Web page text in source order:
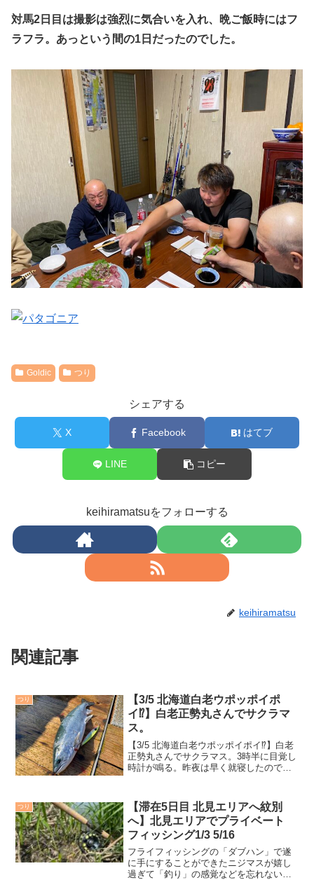
対馬2日目は撮影は強烈に気合いを入れ、晩ご飯時にはフ
ラフラ。あっという間の1日だったのでした。
Goldic つり
シェアする
X Facebook はてブ
LINE コピー
keihiramatsuをフォローする
keihiramatsu
関連記事
つり
【3/5 北海道白老ウポッポイポ
イ⁉️】白老正勢丸さんでサクラマ
ス。
【3/5 北海道白老ウポッポイポイ⁉️】白老
正勢丸さんでサクラマス。3時半に目覚し
時計が鳴る。昨夜は早く就寝したので目
った。持参した水筒に熱湯でお茶を作
り、4時15分、...
つり
【滞在5日目 北見エリアへ紋別
へ】北見エリアでプライベート
フィッシング1/3 5/16
フライフィッシングの「ダブハン」で遂
に手にすることができたニジマスが嬉し
過ぎて「釣り」の感覚などを忘れないた